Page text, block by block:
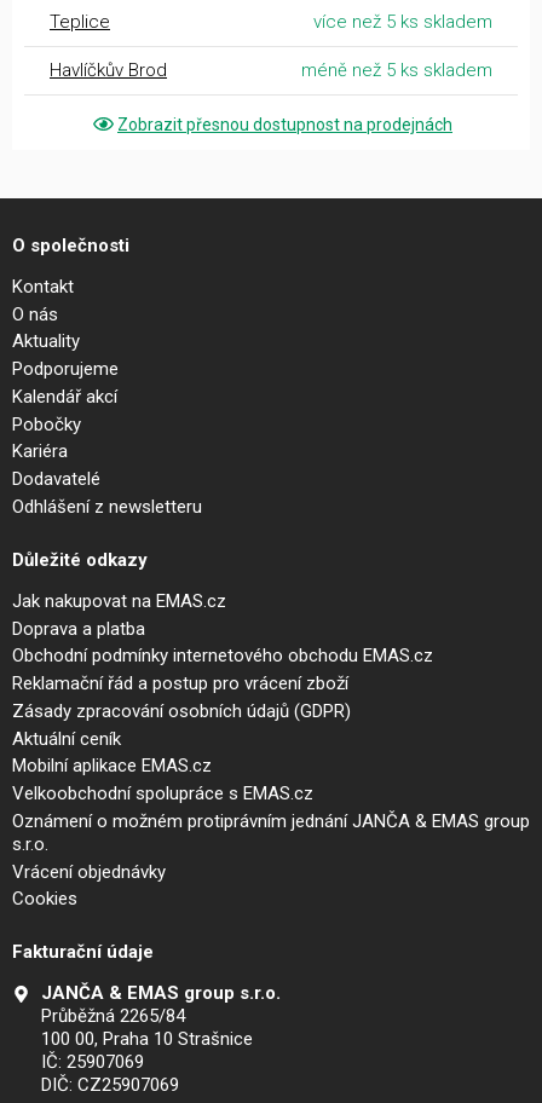
Teplice více než 5 ks skladem
Havlíčkův Brod méně než 5 ks skladem
Zobrazit přesnou dostupnost na prodejnách
O společnosti
Kontakt
O nás
Aktuality
Podporujeme
Kalendář akcí
Pobočky
Kariéra
Dodavatelé
Odhlášení z newsletteru
Důležité odkazy
Jak nakupovat na EMAS.cz
Doprava a platba
Obchodní podmínky internetového obchodu EMAS.cz
Reklamační řád a postup pro vrácení zboží
Zásady zpracování osobních údajů (GDPR)
Aktuální ceník
Mobilní aplikace EMAS.cz
Velkoobchodní spolupráce s EMAS.cz
Oznámení o možném protiprávním jednání JANČA & EMAS group
s.r.o.
Vrácení objednávky
Cookies
Fakturační údaje
JANČA & EMAS group s.r.o.
Průběžná 2265/84
100 00, Praha 10 Strašnice
IČ: 25907069
DIČ: CZ25907069